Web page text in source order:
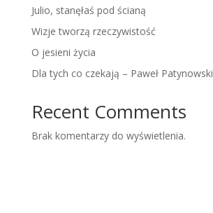
Julio, stanęłaś pod ścianą
Wizje tworzą rzeczywistość
O jesieni życia
Dla tych co czekają – Paweł Patynowski
Recent Comments
Brak komentarzy do wyświetlenia.